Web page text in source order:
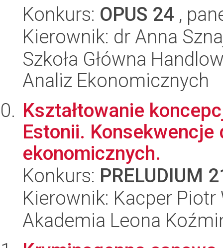
Konkurs: OPUS 24 ,
Kierownik: dr Anna
Szkoła Główna
Analiz Ekonomicznych
Kształtowanie
Estonii.
ekonomicznych.
Konkurs: PRELUDIUM
Kierownik: Kacper Piotr
Akademia Leona